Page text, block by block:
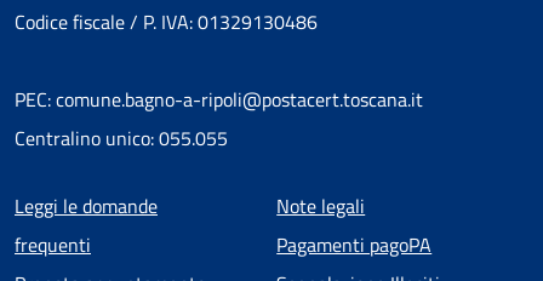
Codice fiscale / P. IVA: 01329130486
PEC: comune.bagno-a-ripoli@postacert.toscana.it
Centralino unico: 055.055
Menu piè di pagina
Leggi le domande
frequenti
Note legali
Pagamenti pagoPA